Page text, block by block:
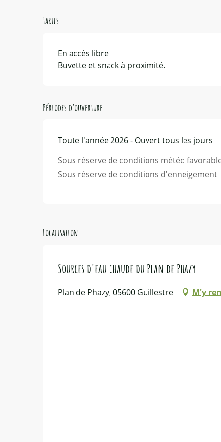
Tarifs
En accès libre
Buvette et snack à proximité.
Périodes d'ouverture
Toute l'année 2026 - Ouvert tous les jours
Sous réserve de conditions météo
Sous réserve de conditions d'enneigement
Localisation
Sources d'eau chaude du Plan de Phazy
Plan de Phazy, 05600 Guillestre M'y